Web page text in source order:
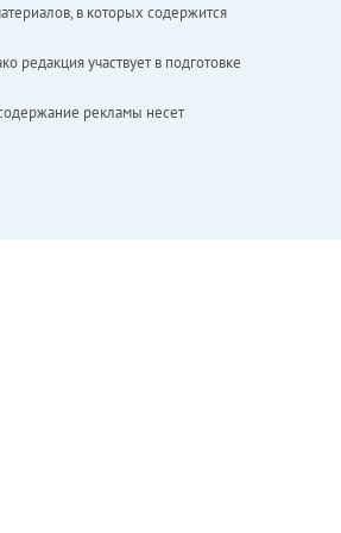
в которых содержится
редакция участвует в подготовке
рекламы несет